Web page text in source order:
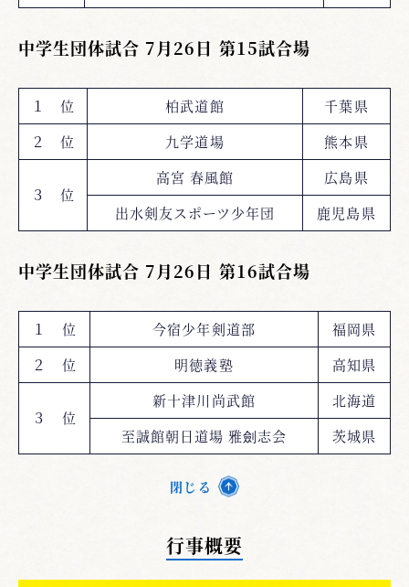
中学生団体試合 7月26日 第15試合場
１ 位 柏武道館
千葉県
２ 位
九学道場 熊本県
３ 位
高宮 春風館
広島県
出水剣友スポーツ少年団
鹿児島県
中学生団体試合 7月26日 第16試合場
１ 位 今宿少年剣道部
福岡県
２ 位
明徳義塾 高知県
３ 位
新十津川尚武館
北海道
至誠館朝日道場 雅劍志会
茨城県
閉じる
行事概要